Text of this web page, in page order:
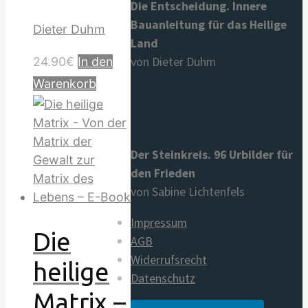
Dieter Duhm
24.90€ In den
Warenkorb
Die
heilige
Die Entscheidung. Innere
Bauanleitung für das Heilige
Land
von Dieter Duhm
Der Steinkreis. 96 Urbilder für
den Frieden
von Sabine Lichtenfels
Impressum
AGB
Widerrufsrecht
Datenschutz